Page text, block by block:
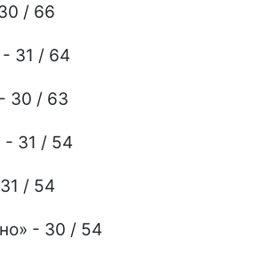
/ 66
31 / 64
30 / 63
- 31 / 54
/ 54
- 30 / 54